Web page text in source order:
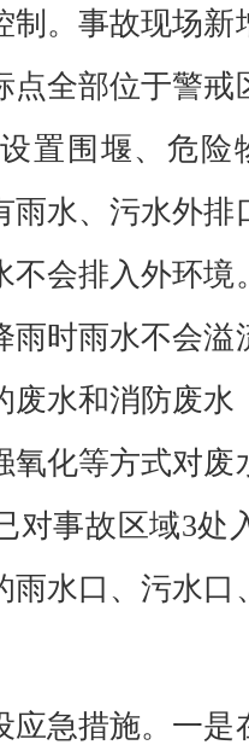
。事故现场新
点全部位于警戒
置围堰、危险
雨水、污水外排
不会排入外环境
雨时雨水不会溢
废水和消防废水
氧化等方式对废
对事故区域3处
雨水口、污水口
急措施。一是